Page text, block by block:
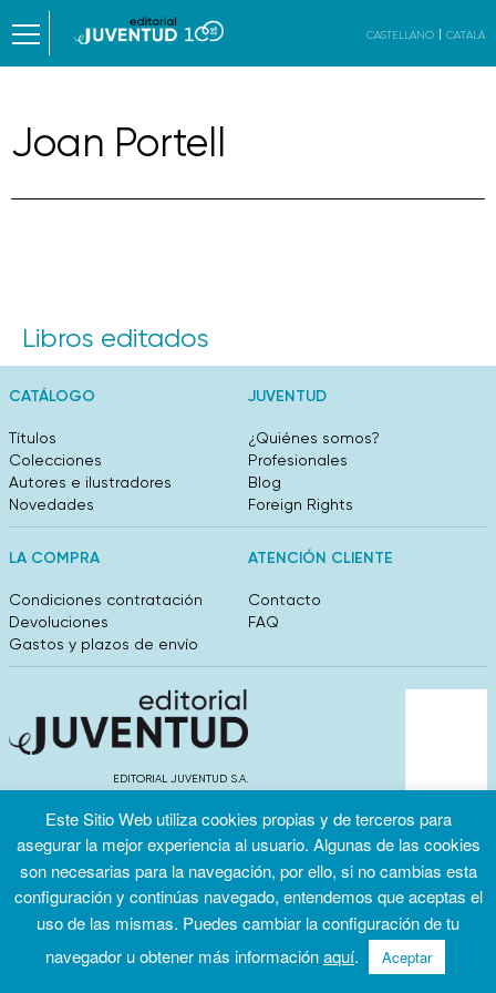
CASTELLANO CATALÀ
Joan Portell
Libros editados
CATÁLOGO
Títulos
Colecciones
Autores e ilustradores
Novedades
JUVENTUD
¿Quiénes somos?
Profesionales
Blog
Foreign Rights
LA COMPRA
Condiciones contratación
Devoluciones
Gastos y plazos de envío
ATENCIÓN CLIENTE
Contacto
FAQ
EDITORIAL JUVENTUD S.A.
info@editorialjuventud.es
Condiciones
Política de
privacidad
Política de
Este Sitio Web utiliza cookies propias y de terceros para
asegurar la mejor experiencia al usuario. Algunas de las cookies
son necesarias para la navegación, por ello, si no cambias esta
configuración y continúas navegado, entendemos que aceptas el
uso de las mismas. Puedes cambiar la configuración de tu
navegador u obtener más informaciónaquí. Aceptar